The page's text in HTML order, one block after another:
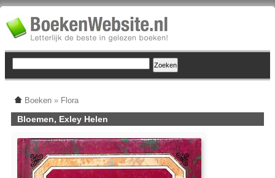
Boeken » Flora
Bloemen, Exley Helen